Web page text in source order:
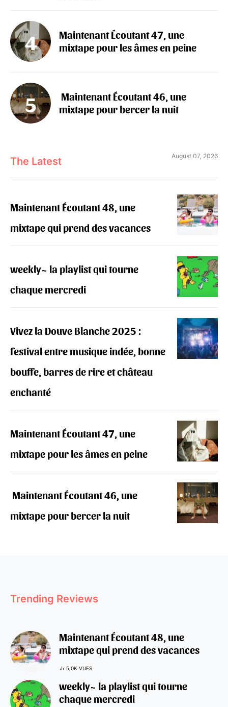
Maintenant Écoutant 47, une
mixtape pour les âmes en peine
‍️ Maintenant Écoutant 46, une
mixtape pour bercer la nuit
The Latest August 07, 2026
Maintenant Écoutant 48, une
mixtape qui prend des vacances
weekly~ la playlist qui tourne
chaque mercredi
Vivez la Douve Blanche 2025 :
festival entre musique indée, bonne
bouffe, barres de rire et château
enchanté
Maintenant Écoutant 47, une
mixtape pour les âmes en peine
‍️ Maintenant Écoutant 46, une
mixtape pour bercer la nuit
Trending Reviews
Maintenant Écoutant 48, une
mixtape qui prend des vacances
5,0K VUES
weekly~ la playlist qui tourne
chaque mercredi